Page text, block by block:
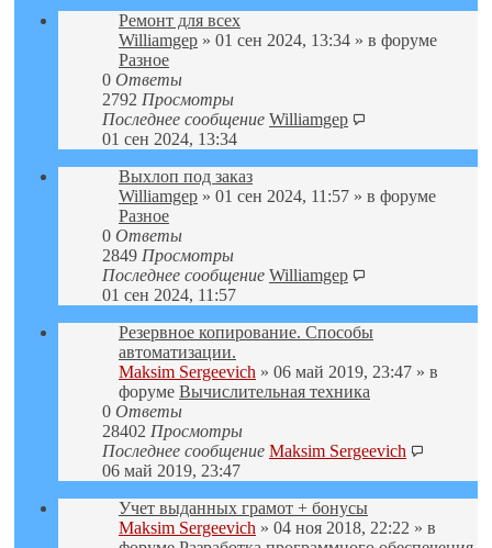
Ремонт для всех
Williamgep » 01 сен 2024, 13:34 » в форуме
Разное
0 Ответы
2792 Просмотры
Последнее сообщение Williamgep
01 сен 2024, 13:34
Выхлоп под заказ
Williamgep » 01 сен 2024, 11:57 » в форуме
Разное
0 Ответы
2849 Просмотры
Последнее сообщение Williamgep
01 сен 2024, 11:57
Резервное копирование. Способы
автоматизации.
Maksim Sergeevich » 06 май 2019, 23:47 » в
форуме Вычислительная техника
0 Ответы
28402 Просмотры
Последнее сообщение Maksim Sergeevich
06 май 2019, 23:47
Учет выданных грамот + бонусы
Maksim Sergeevich » 04 ноя 2018, 22:22 » в